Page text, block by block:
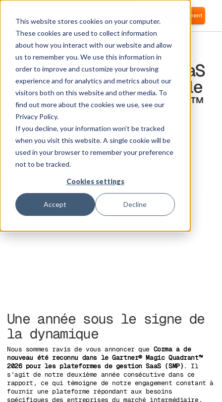
This website stores cookies on your computer.
These cookies are used to collect information
about how you interact with our website and allow
us to remember you. We use this information in
order to improve and customize your browsing
experience and for analytics and metrics about our
visitors both on this website and other media. To
find out more about the cookies we use, see our
Privacy Policy.
If you decline, your information won’t be tracked
when you visit this website. A single cookie will be
used in your browser to remember your preference
not to be tracked.
Cookies settings
Accept Decline
Commencer gratuitement
COMPANY UPDATES
La solution de gestion SaaS
de Corma reconnue dans le
Gartner® Magic Quadrant™
2026
Héloïse Rozès
CEO et co-fondatrice
Une année sous le signe de
la dynamique
Nous sommes ravis de vous annoncer que Corma a de
nouveau été reconnu dans le Gartner® Magic Quadrant™
2026 pour les plateformes de gestion SaaS (SMP) . Il
s'agit de notre deuxième année consécutive dans ce
rapport, ce qui témoigne de notre engagement constant à
fournir une plateforme répondant aux besoins
spécifiques des entreprises du marché intermédiaire.